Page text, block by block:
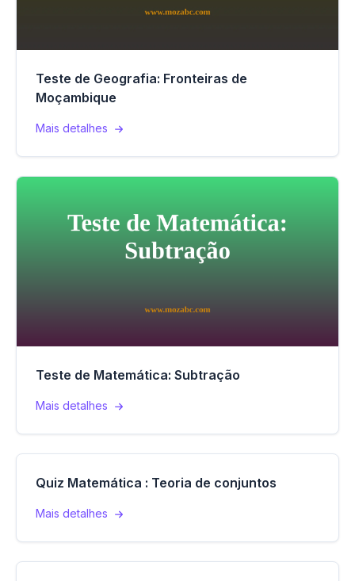
Teste de Geografia: Fronteiras de
Moçambique
Mais detalhes
Teste de Matemática: Subtração
Mais detalhes
Quiz Matemática : Teoria de conjuntos
Mais detalhes